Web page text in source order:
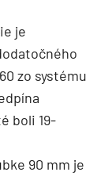
je
zo systému
boli 19-
90 mm je